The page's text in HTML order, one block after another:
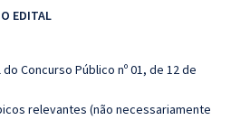
EDITAL
Concurso Público nº 01, de 12 de
relevantes (não necessariamente